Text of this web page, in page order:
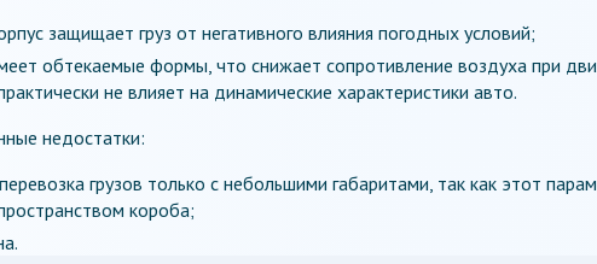
защищает груз от негативного влияния погодных условий;
обтекаемые формы, что снижает сопротивление воздуха при
не влияет на динамические характеристики авто.
недостатки:
грузов только с небольшими габаритами, так как этот
короба;